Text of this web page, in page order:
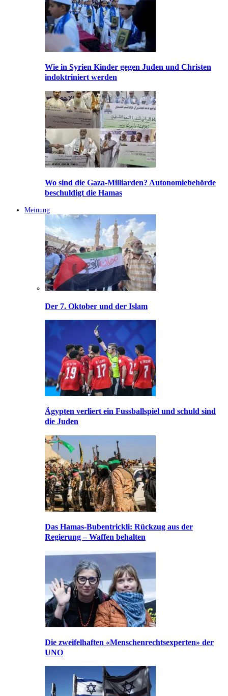
Wie in Syrien Kinder gegen Juden und Christen
indoktriniert werden
Wo sind die Gaza-Milliarden? Autonomiebehörde
beschuldigt die Hamas
Meinung
Der 7. Oktober und der Islam
Ägypten verliert ein Fussballspiel und schuld sind
die Juden
Das Hamas-Bubentrickli: Rückzug aus der
Regierung – Waffen behalten
Die zweifelhaften «Menschenrechtsexperten» der
UNO